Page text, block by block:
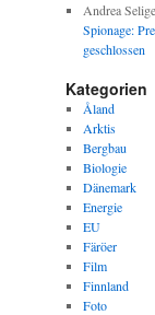
Andrea
Spionage:
geschlossen
Kategorien
Åland
Arktis
Bergbau
Biologie
Dänemark
Energie
EU
Färöer
Film
Finnland
Foto